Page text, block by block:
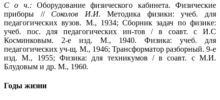
С о ч.: Оборудование физического кабинета. Физические
приборы // Соколов И.И. Методика физики: учеб. для
педагогических вузов. М., 1934; Сборник задач по физике:
учеб. пос. для педагогических ин-тов / в соавт. с И.С
Косминковым. 2-е изд. М., 1940. Физика: учеб. для
педагогических уч-щ. М., 1946; Трансформатор разборный. 9-е
изд. М., 1955; Физика: для техникумов / в соавт. с М.И.
Блудовым и др. М., 1960.
Годы жизни